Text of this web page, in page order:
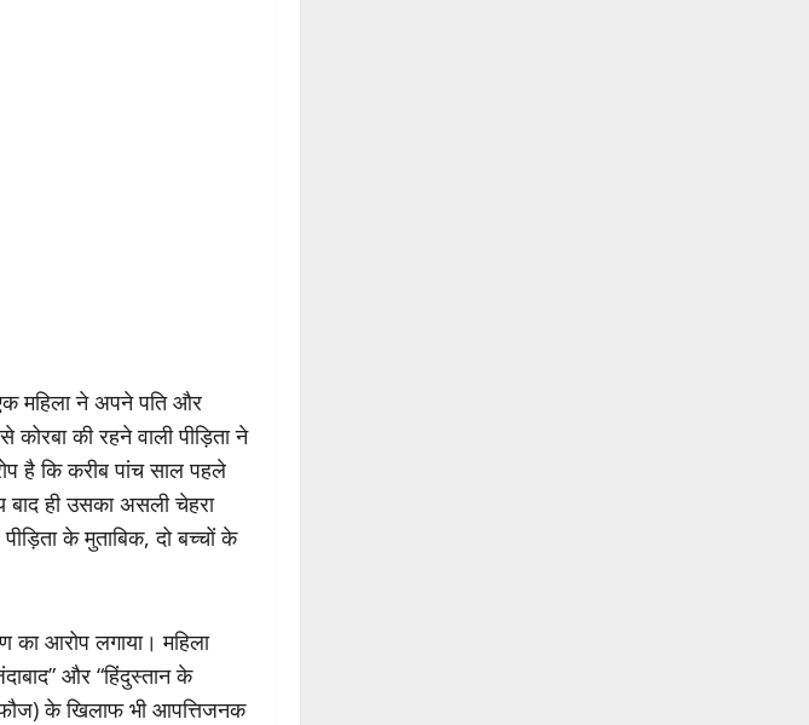
महिला ने अपने पति और
की रहने वाली पीड़िता ने
है कि करीब पांच साल पहले
ही उसका असली चेहरा
के मुताबिक, दो बच्चों के
आरोप लगाया। महिला
और “हिंदुस्तान के
के खिलाफ भी आपत्तिजनक